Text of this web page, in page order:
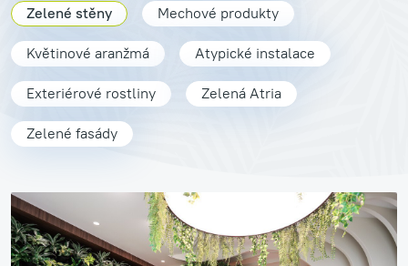
Zelené stěny Mechové produkty
Květinové aranžmá Atypické instalace
Exteriérové rostliny Zelená Atria
Zelené fasády